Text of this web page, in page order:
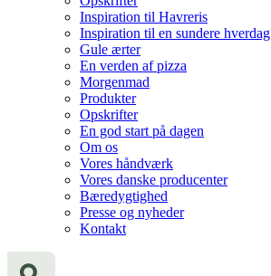
Inspiration til Havreris
Inspiration til en sundere hverdag
Gule ærter
En verden af pizza
Morgenmad
Produkter
Opskrifter
En god start på dagen
Om os
Vores håndværk
Vores danske producenter
Bæredygtighed
Presse og nyheder
Kontakt